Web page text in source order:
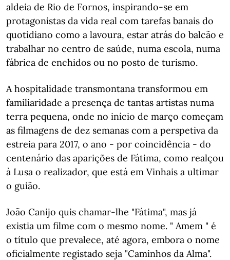
aldeia de Rio de Fornos, inspirando-se em
protagonistas da vida real com tarefas banais do
quotidiano como a lavoura, estar atrás do balcão e
trabalhar no centro de saúde, numa escola, numa
fábrica de enchidos ou no posto de turismo.
A hospitalidade transmontana transformou em
familiaridade a presença de tantas artistas numa
terra pequena, onde no início de março começam
as filmagens de dez semanas com a perspetiva da
estreia para 2017, o ano - por coincidência - do
centenário das aparições de Fátima, como realçou
à Lusa o realizador, que está em Vinhais a ultimar
o guião.
João Canijo quis chamar-lhe "Fátima", mas já
existia um filme com o mesmo nome. " Amem " é
o título que prevalece, até agora, embora o nome
oficialmente registado seja "Caminhos da Alma".